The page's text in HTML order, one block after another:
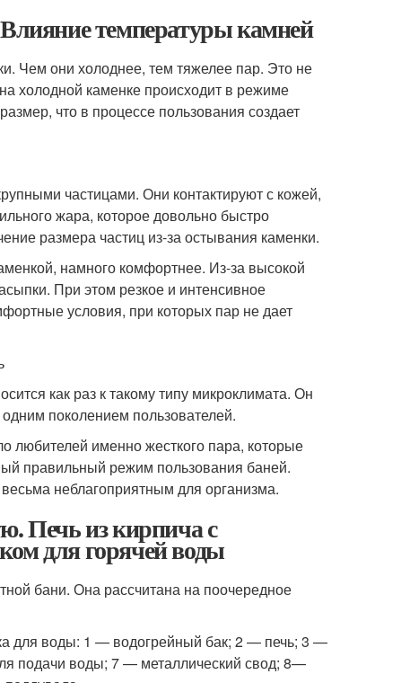
температуры камней
Чем они холоднее, тем тяжелее пар. Это не
холодной каменке происходит в режиме
что в процессе пользования создает
частицами. Они контактируют с кожей,
жара, которое довольно быстро
размера частиц из-за остывания каменки.
намного комфортнее. Из-за высокой
При этом резкое и интенсивное
условия, при которых пар не дает
как раз к такому типу микроклимата. Он
поколением пользователей.
любителей именно жесткого пара, которые
правильный режим пользования баней.
неблагоприятным для организма.
Печь из кирпича с
для горячей воды
бани. Она рассчитана на поочередное
для воды: 1 — водогрейный бак; 2 — печь; 3 —
подачи воды; 7 — металлический свод; 8—